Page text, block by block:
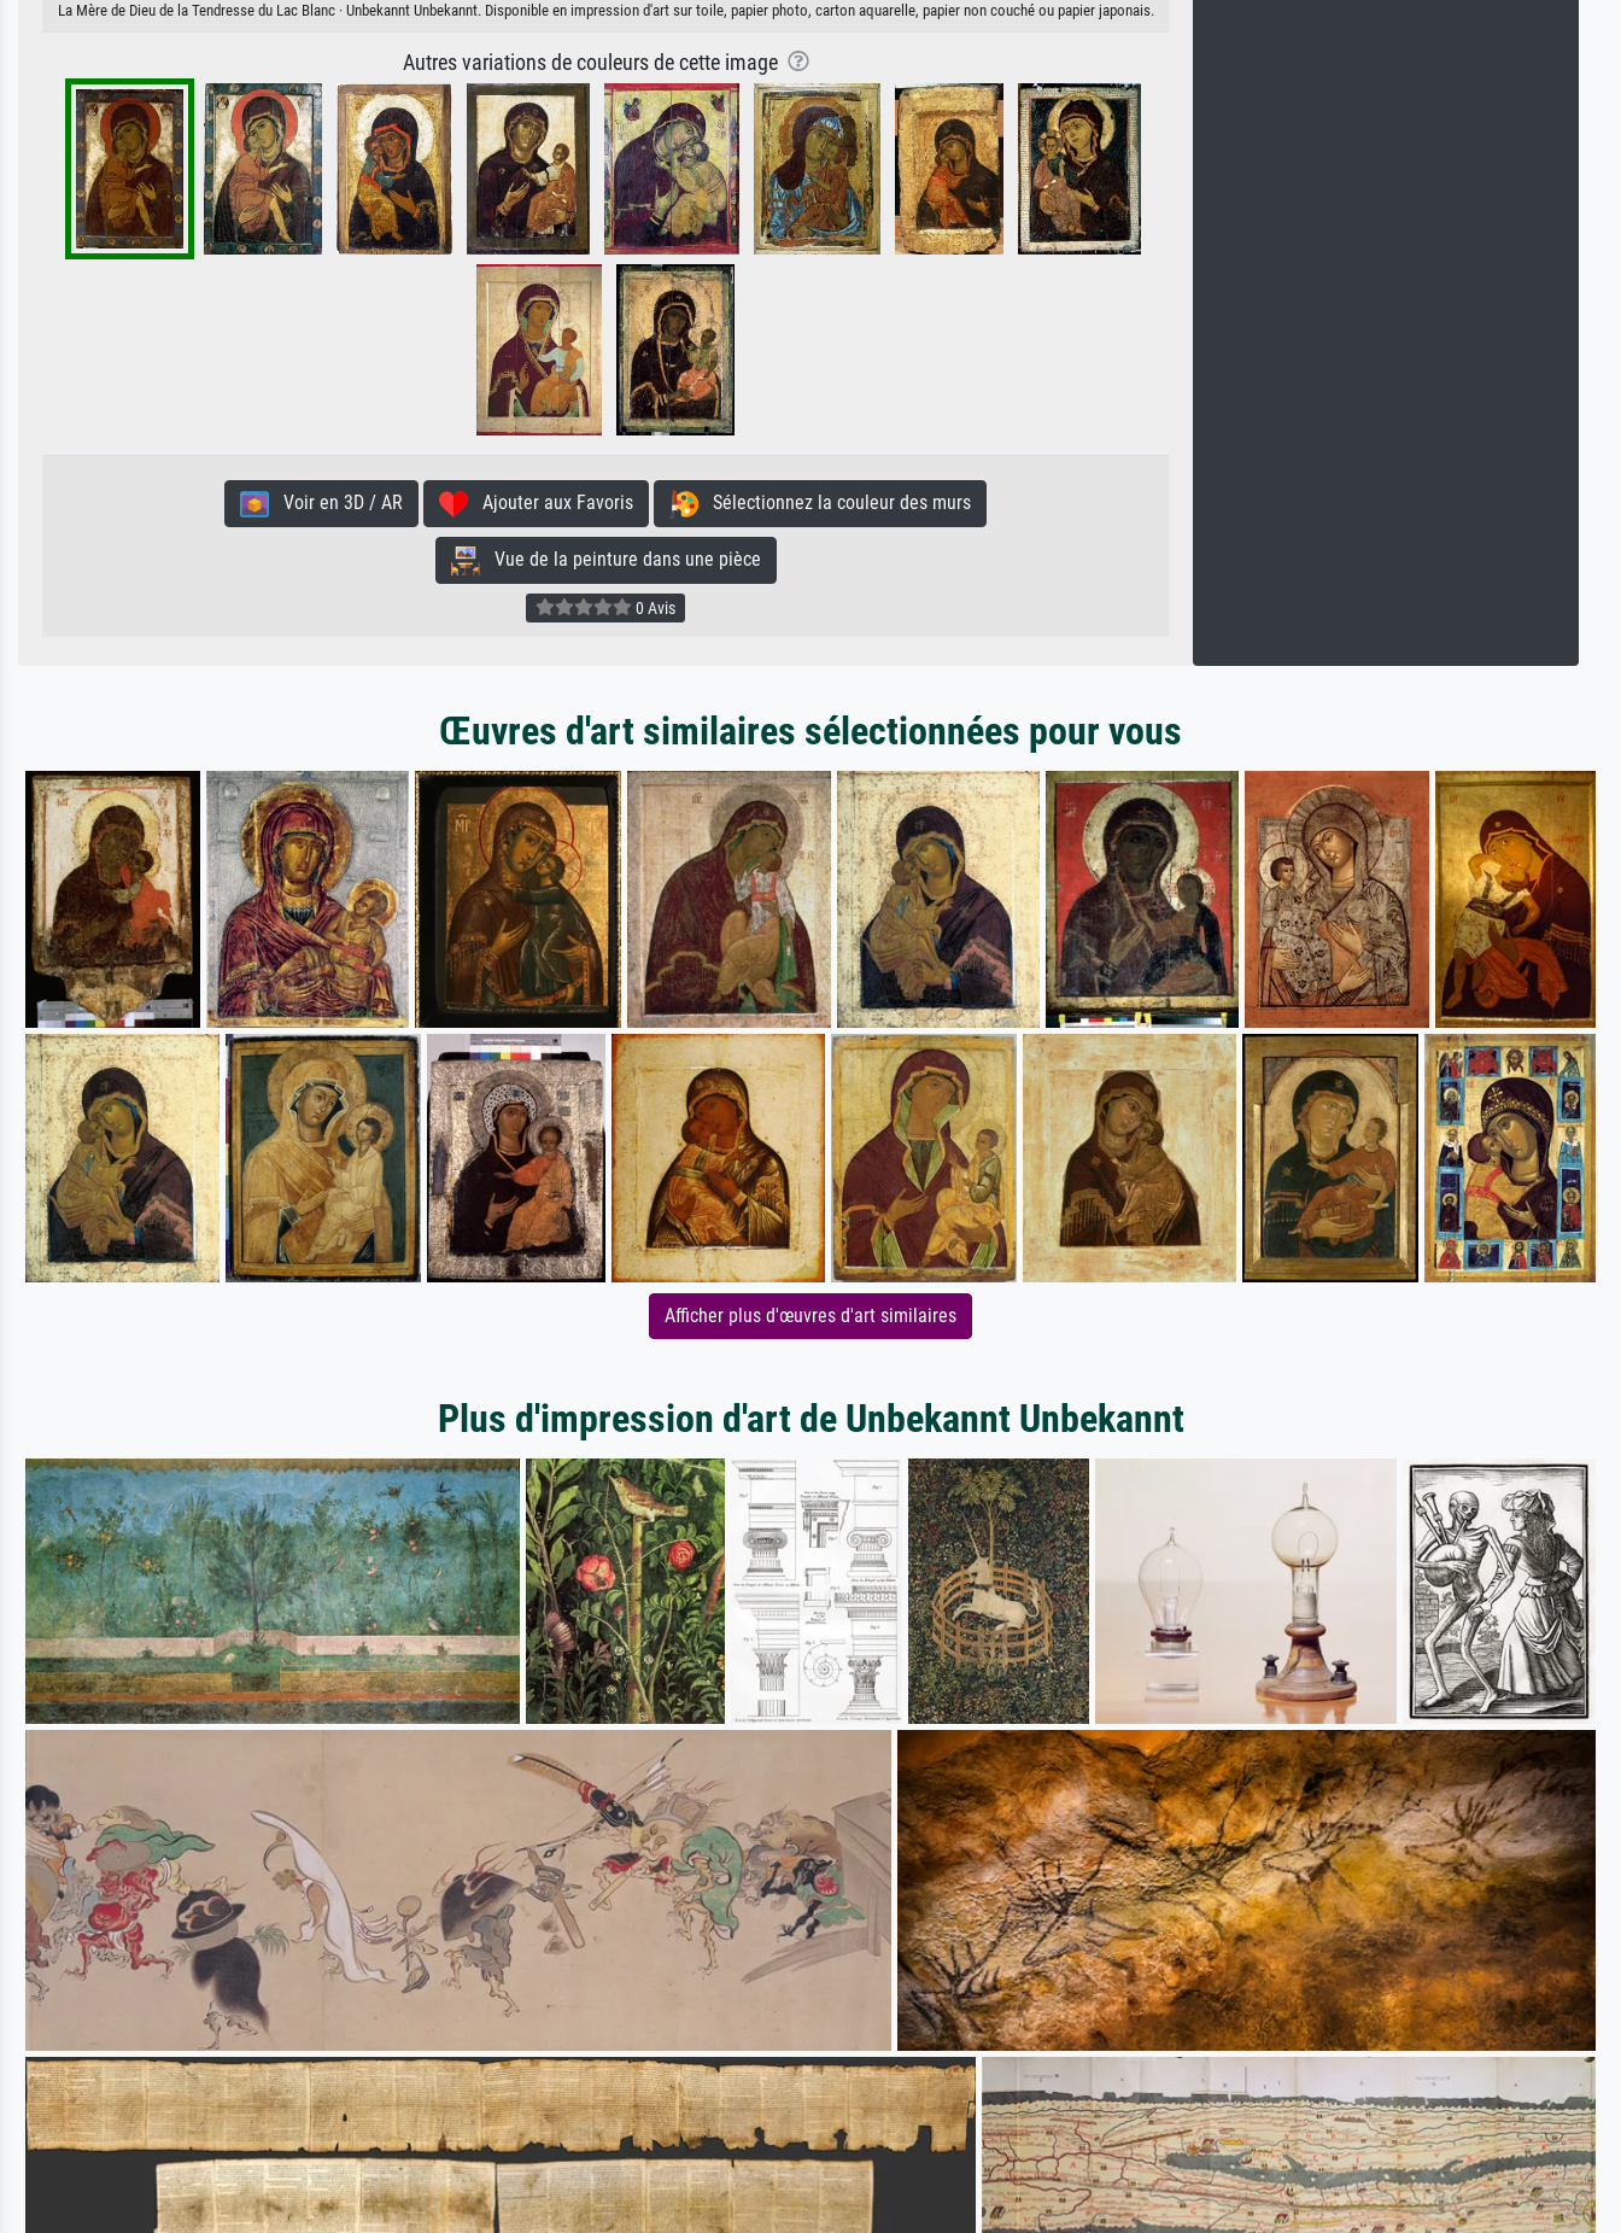
La Mère de Dieu de la Tendresse du Lac Blanc · Unbekannt Unbekannt. Disponible en impression d'art sur toile, papier photo, carton aquarelle, papier non couché ou papier japonais.
Autres variations de couleurs de cette image
Voir en 3D / AR Ajouter aux Favoris Sélectionnez la couleur des murs
Vue de la peinture dans une pièce
0 Avis
Œuvres d'art similaires sélectionnées pour vous
Afficher plus d'œuvres d'art similaires
Plus d'impression d'art de Unbekannt Unbekannt